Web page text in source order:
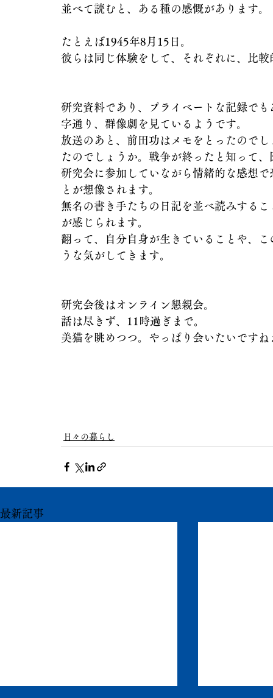
並べて読むと、ある種の感慨があります。
たとえば1945年8月15日。
彼らは同じ体験をして、それぞれに、比
研究資料であり、プライベートな記録で
字通り、群像劇を見ているようです。
放送のあと、前田功はメモをとったので
たのでしょうか。戦争が終ったと知って
研究会に参加していながら情緒的な感想
とが想像されます。
無名の書き手たちの日記を並べ読みする
が感じられます。
翻って、自分自身が生きていることや、
うな気がしてきます。
研究会後はオンライン懇親会。
話は尽きず、11時過ぎまで。
美猫を眺めつつ。やっぱり会いたいです
日々の暮らし
最新記事